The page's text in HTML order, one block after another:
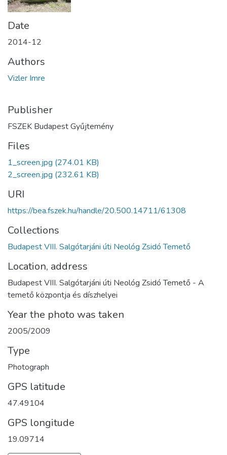
Date
2014-12
Authors
Vizler Imre
Publisher
FSZEK Budapest Gyűjtemény
Files
1_screen.jpg (274.01 KB)
2_screen.jpg (232.61 KB)
URI
https://bea.fszek.hu/handle/20.500.14711/61308
Collections
Budapest VIII. Salgótarjáni úti Neológ Zsidó Temető
Location, address
Budapest VIII. Salgótarjáni úti Neológ Zsidó Temető - A
temető központja és díszhelyei
Year the photo was taken
2005/2009
Type
Photograph
GPS latitude
47.49104
GPS longitude
19.09714